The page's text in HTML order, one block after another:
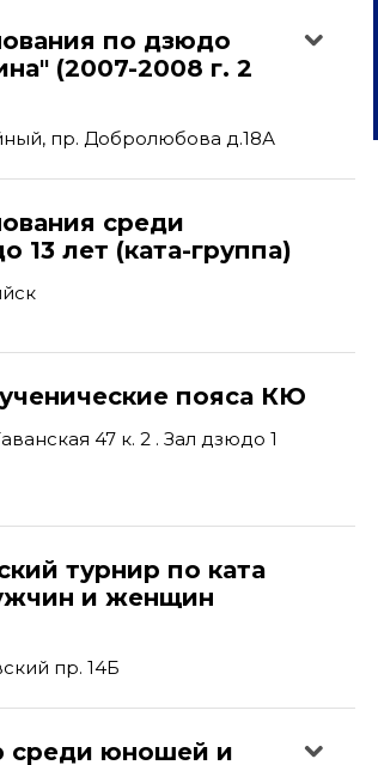
по дзюдо
(2007-2008 г. 2
пр. Добролюбова д.18А
среди
13 лет (ката-группа)
пояса КЮ
47 к. 2 . Зал дзюдо 1
турнир по ката
и женщин
пр. 14Б
среди юношей и